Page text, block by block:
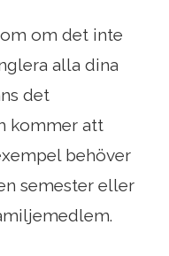
om det inte
alla dina
det
kommer att
behöver
semester eller